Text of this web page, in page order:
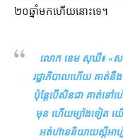
២០​ឆ្នាំ​មក​ហើយ​នោះ​ទេ។
លោក ខេម សុឃី៖ «ស
រដ្ឋាភិបាល​ហើយ គាត់​នឹង​ម
ប៉ុន្តែ​បើសិនជា គាត់​ទៅ​ហ
មុន ហើយ​ម្យ៉ាងទៀត យ
អត់​ហ៊ាន​និយាយ​ស្ដី​អា